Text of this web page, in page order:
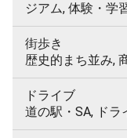
ジアム, 体験・学
街歩き
歴史的まち並み,
ドライブ
道の駅・SA, ドラ